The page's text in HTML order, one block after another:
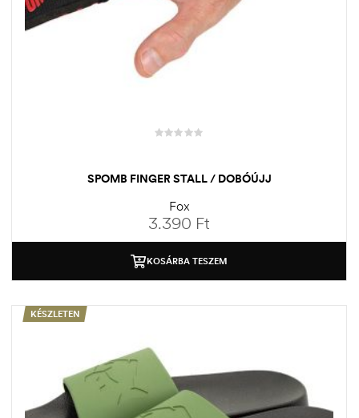
SPOMB FINGER STALL / DOBÓÚJJ
Fox
3.390 Ft
KOSÁRBA TESZEM
KÉSZLETEN